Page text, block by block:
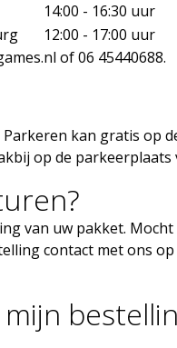
14:00 - 16:30 uur
12:00 - 17:00 uur
of 06 45440688.
kan gratis op
op de
van uw pakket.
contact met ons op